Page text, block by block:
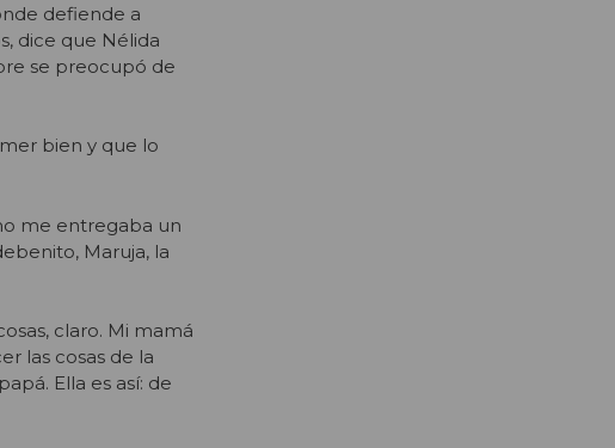
defiende a
dice que Nélida
se preocupó de
bien y que lo
me entregaba un
Maruja, la
claro. Mi mamá
las cosas de la
Ella es así: de